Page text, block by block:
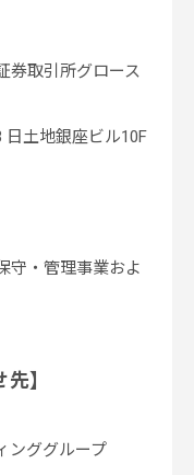
券取引所グロース
土地銀座ビル10F
守・管理事業およ
】
ンググループ